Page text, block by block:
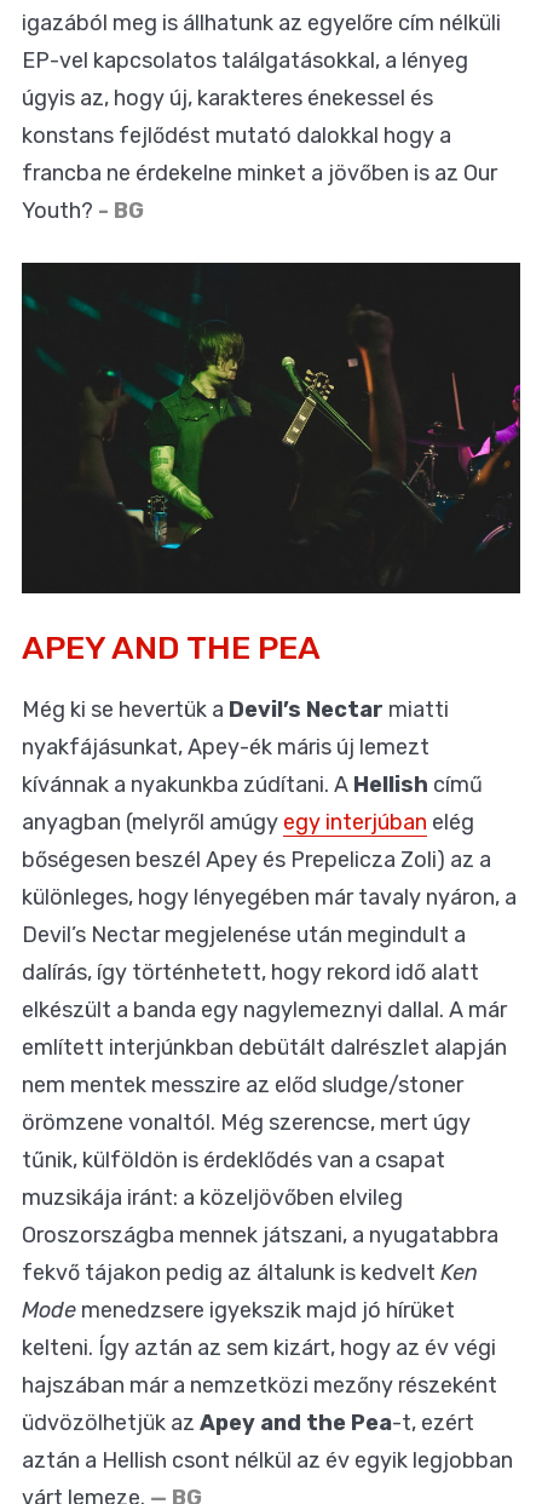
igazából meg is állhatunk az egyelőre cím nélküli
EP-vel kapcsolatos találgatásokkal, a lényeg
úgyis az, hogy új, karakteres énekessel és
konstans fejlődést mutató dalokkal hogy a
francba ne érdekelne minket a jövőben is az Our
Youth? - BG
APEY AND THE PEA
Még ki se hevertük a Devil’s Nectar miatti
nyakfájásunkat, Apey-ék máris új lemezt
kívánnak a nyakunkba zúdítani. A Hellish című
anyagban (melyről amúgy egy interjúban elég
bőségesen beszél Apey és Prepelicza Zoli) az a
különleges, hogy lényegében már tavaly nyáron, a
Devil’s Nectar megjelenése után megindult a
dalírás, így történhetett, hogy rekord idő alatt
elkészült a banda egy nagylemeznyi dallal. A már
említett interjúnkban debütált dalrészlet alapján
nem mentek messzire az előd sludge/stoner
örömzene vonaltól. Még szerencse, mert úgy
tűnik, külföldön is érdeklődés van a csapat
muzsikája iránt: a közeljövőben elvileg
Oroszországba mennek játszani, a nyugatabbra
fekvő tájakon pedig az általunk is kedvelt Ken
Mode menedzsere igyekszik majd jó hírüket
kelteni. Így aztán az sem kizárt, hogy az év végi
hajszában már a nemzetközi mezőny részeként
üdvözölhetjük az Apey and the Pea-t, ezért
aztán a Hellish csont nélkül az év egyik legjobban
várt lemeze. — BG